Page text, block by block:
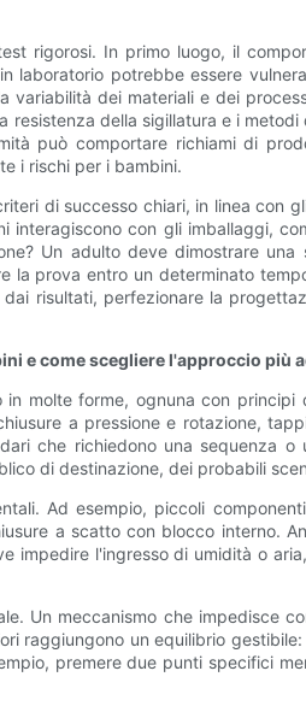
rigorosi. In primo luogo, il
laboratorio potrebbe essere
variabilità dei materiali e dei
resistenza della sigillatura e i
può comportare richiami di
i rischi per i bambini.
di successo chiari, in linea con
interagiscono con gli imballaggi,
Un adulto deve dimostrare
la prova entro un determinato
risultati, perfezionare la
e come scegliere l'approccio più
molte forme, ognuna con
a pressione e rotazione,
che richiedono una sequenza
di destinazione, dei probabili
Ad esempio, piccoli
a scatto con blocco interno.
impedire l'ingresso di umidità o
Un meccanismo che impedisce
raggiungono un equilibrio
premere due punti specifici